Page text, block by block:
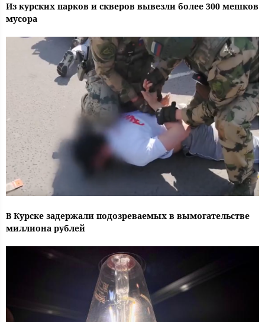
Из курских парков и скверов вывезли более 300 мешков
мусора
В Курске задержали подозреваемых в вымогательстве
миллиона рублей